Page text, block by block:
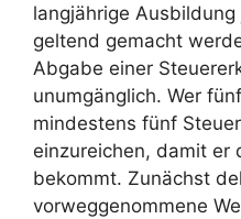
langjährige
geltend gemacht
Abgabe einer
unumgänglich. Wer
mindestens fünf
einzureichen, damit er
bekommt. Zunächst
vorweggenommene